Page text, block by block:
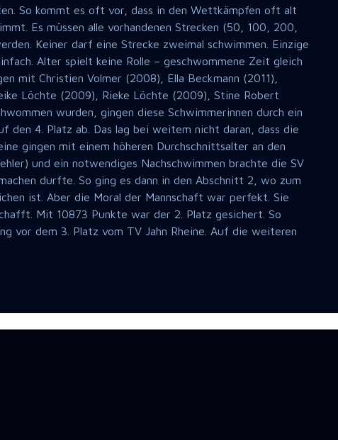
So kommt es oft vor, dass in den Wettkämpfen oft alt
Es müssen alle vorhandenen Strecken (50, 100, 200,
Keiner darf eine Strecke zweimal schwimmen. Einzige
Alter spielt keine Rolle – geschwommene Zeit gleich
mit Christien Volmer (2008), Ella Beckmann (2011),
Löchte (2009), Rieke Löchte (2009), Stine Robert
wurden, gingen diese Schwimmerinnen durch ein
den 4. Platz ab. Das lag bei weitem nicht daran, dass die
gingen mit einem höheren Durchschnittsalter an den
und ein notwendiges Nachschwimmen brachte die SV
durfte. So ging es dann in den Abschnitt 2, wo zum
ist. Aber die Moral der Mannschaft war perfekt. Sie
Mit 10873 Punkte war der 2. Platz gesichert. So
vor dem 3. Platz vom TV Jahn Rheine. Auf die weiteren